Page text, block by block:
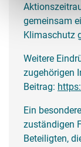
gemeinsam
Klimaschutz
Weitere
zugehörigen
Beitrag:
Ein
zuständigen
Beteiligten,